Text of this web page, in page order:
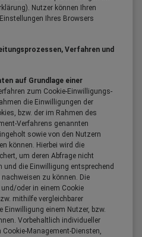
Nutzer können Ihren
Ihres Browsers
Verfahren und
auf Grundlage einer
zum Cookie-Einwilligungs-
die Einwilligungen der
bzw. der im Rahmen des
Verfahrens genannten
sowie von den Nutzern
können. Hierbei wird die
um deren Abfrage nicht
und die Einwilligung entsprechend
zu können. Die
oder in einem Cookie
mithilfe vergleichbarer
Einwilligung einem Nutzer, bzw.
Vorbehaltlich individueller
Management-Diensten,